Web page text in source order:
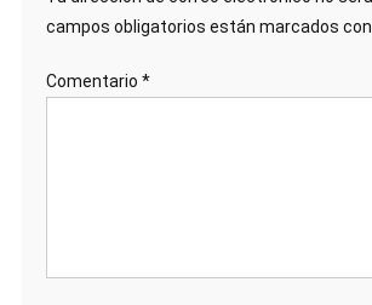
campos obligatorios están marcados con
Comentario *